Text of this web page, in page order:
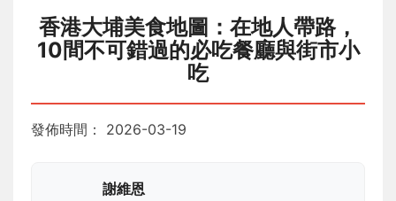
香港大埔美食地圖：在地人帶路，
10間不可錯過的必吃餐廳與街市小
吃
發佈時間： 2026-03-19
謝維恩